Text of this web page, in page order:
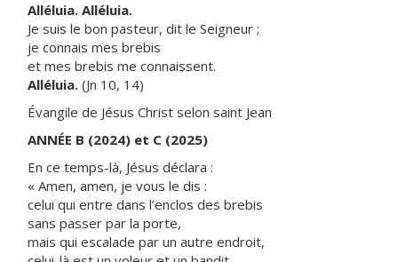
Alléluia. Alléluia.
Je suis le bon pasteur, dit le Seigneur ;
je connais mes brebis
et mes brebis me connaissent.
Alléluia. (Jn 10, 14)
Évangile de Jésus Christ selon saint Jean
ANNÉE B (2024) et C (2025)
En ce temps-là, Jésus déclara :
« Amen, amen, je vous le dis :
celui qui entre dans l’enclos des brebis
sans passer par la porte,
mais qui escalade par un autre endroit,